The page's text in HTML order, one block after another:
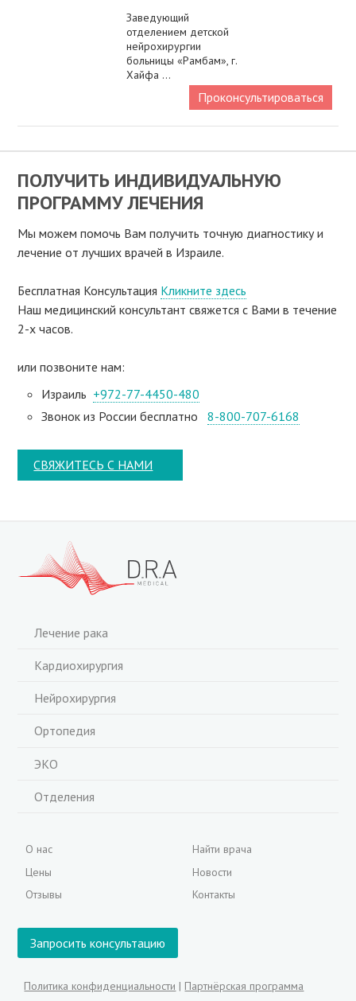
Заведующий
отделением детской
нейрохирургии
больницы «Рамбам», г.
Хайфа ...
Проконсультироваться
ПОЛУЧИТЬ ИНДИВИДУАЛЬНУЮ
ПРОГРАММУ ЛЕЧЕНИЯ
Мы можем помочь Вам получить точную диагностику и
лечение от лучших врачей в Израиле.
Бесплатная Консультация Кликните здесь
Наш медицинский консультант свяжeтся с Вами в течение
2-х часов.
или позвоните нам:
Израиль +972-77-4450-480
Звонок из России бесплатно8-800-707-6168
СВЯЖИТЕСЬ С НАМИ
Лечение рака
Кардиохирургия
Нейрохирургия
Ортопедия
ЭКО
Отделения
О нас
Цены
Отзывы
Найти врача
Новости
Контакты
Запросить консультацию
Политика конфиденциальности | Партнёрская программа